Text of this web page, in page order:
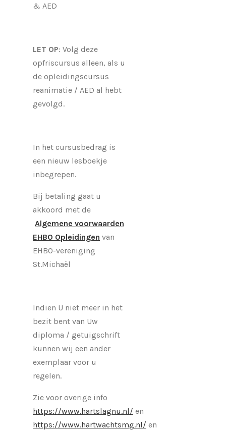
& AED
LET OP: Volg deze
opfriscursus alleen, als u
de opleidingscursus
reanimatie / AED al hebt
gevolgd.
In het cursusbedrag is
een nieuw lesboekje
inbegrepen.
Bij betaling gaat u
akkoord met de
Algemene voorwaarden
EHBO Opleidingen van
EHBO-vereniging
St.Michaël
Indien U niet meer in het
bezit bent van Uw
diploma / getuigschrift
kunnen wij een ander
exemplaar voor u
regelen.
Zie voor overige info
https://www.hartslagnu.nl/ en
https://www.hartwachtsmg.nl/ en